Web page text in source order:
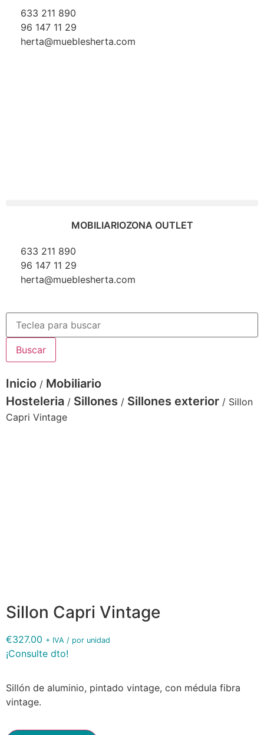
633 211 890
96 147 11 29
herta@mueblesherta.com
MOBILIARIOZONA OUTLET
633 211 890
96 147 11 29
herta@mueblesherta.com
Buscar
Inicio / Mobiliario
Hosteleria / Sillones / Sillones exterior / Sillon
Capri Vintage
Sillon Capri Vintage
€327.00 + IVA / por unidad
¡Consulte dto!
Sillón de aluminio, pintado vintage, con médula fibra
vintage.